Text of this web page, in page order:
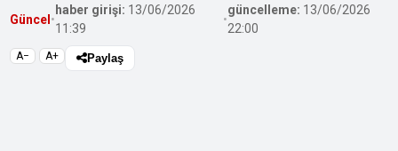
Güncel•
haber girişi: 13/06/2026
11:39
•
güncelleme: 13/06/2026
22:00
A− A+ Paylaş